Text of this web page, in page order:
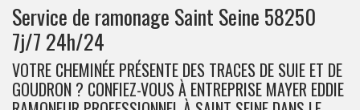
Service de ramonage Saint Seine 58250
7j/7 24h/24
VOTRE CHEMINÉE PRÉSENTE DES TRACES DE SUIE ET DE
GOUDRON ? CONFIEZ-VOUS À ENTREPRISE MAYER EDDIE